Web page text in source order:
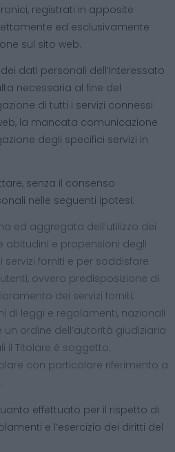
registrati in apposite
ed esclusivamente
sul sito web.
dati personali dell’Interessato
necessaria al fine del
di tutti i servizi connessi
la mancata comunicazione
degli specifici servizi in
senza il consenso
nelle seguenti ipotesi:
ed aggregata dell’utilizzo dei
abitudini e propensioni degli
servizi forniti e per soddisfare
ovvero predisposizione di
dei servizi forniti;
di leggi e regolamenti, nazionali
ordine dell’autorità giudiziaria
il Titolare è soggetto;
con particolare riferimento a
effettuato per il rispetto di
e l’esercizio dei diritti del